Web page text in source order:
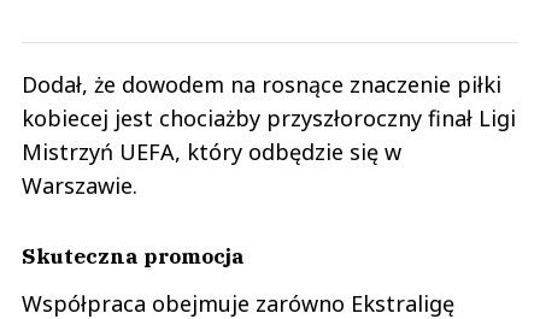
Dodał, że dowodem na rosnące znaczenie piłki
kobiecej jest chociażby przyszłoroczny finał Ligi
Mistrzyń UEFA, który odbędzie się w
Warszawie.
Skuteczna promocja
Współpraca obejmuje zarówno Ekstraligę